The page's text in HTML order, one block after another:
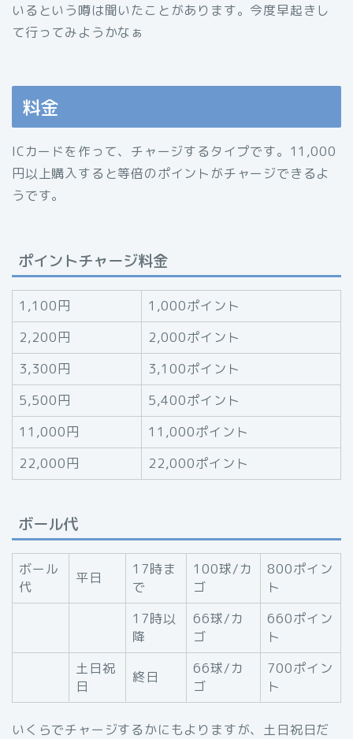
いるという噂は聞いたことがあります。今度早起きし
て行ってみようかなぁ
料金
ICカードを作って、チャージするタイプです。11,000
円以上購入すると等倍のポイントがチャージできるよ
うです。
ポイントチャージ料金
1,100円
1,000ポイント
2,200円
2,000ポイント
3,300円
3,100ポイント
5,500円
5,400ポイント
11,000円
11,000ポイント
22,000円
22,000ポイント
ボール代
ボール
代
平日
17時ま
で
100球/カ
ゴ
800ポイン
ト
17時以
降
66球/カ
ゴ
660ポイン
ト
土日祝
日
終日
66球/カ
ゴ
700ポイン
ト
いくらでチャージするかにもよりますが、土日祝日だ